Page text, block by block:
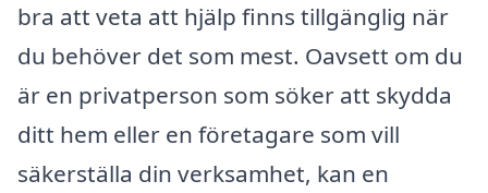
bra att veta att hjälp finns tillgänglig när
du behöver det som mest. Oavsett om du
är en privatperson som söker att skydda
ditt hem eller en företagare som vill
säkerställa din verksamhet, kan en